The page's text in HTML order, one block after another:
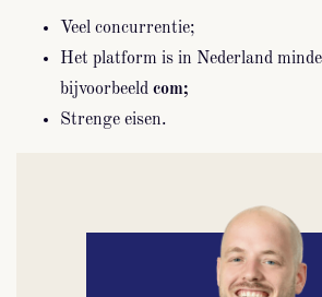
Veel concurrentie;
Het platform is in Nederland
bijvoorbeeld com;
Strenge eisen.